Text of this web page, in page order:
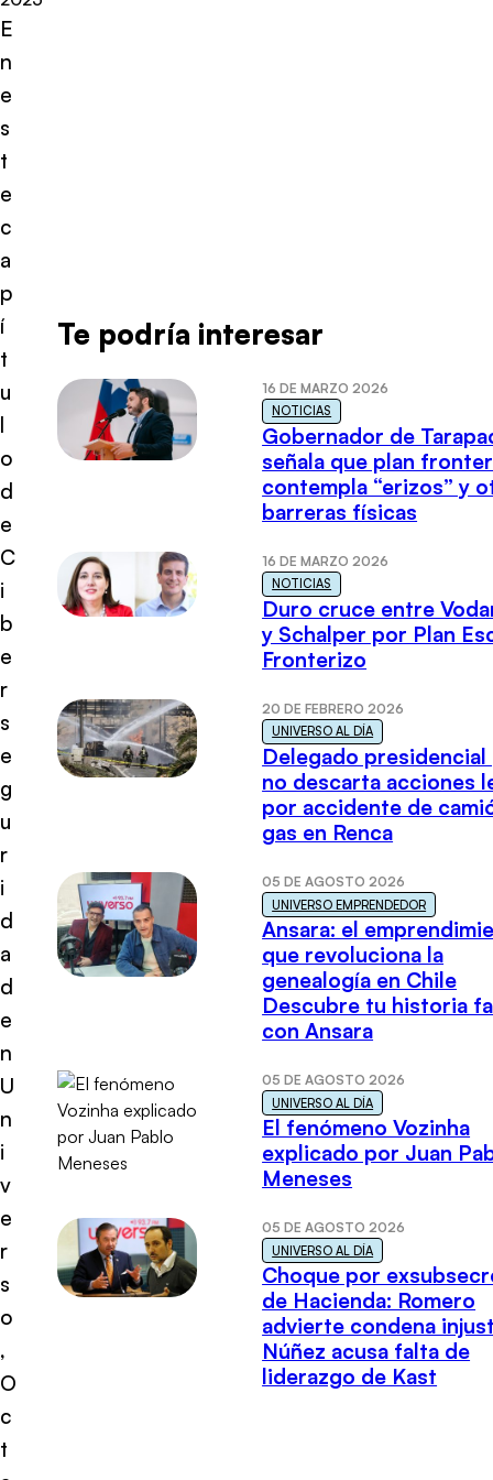
E
n
e
s
t
e
c
a
p
í
t
u
l
o
d
e
C
i
b
e
r
s
e
g
u
r
i
d
a
d
e
n
U
n
i
v
e
r
s
o
,
O
c
t
Te podría interesar
16 DE MARZO 2026
NOTICIAS
Gobernador de
señala que plan
contempla “erizos” y
barreras físicas
16 DE MARZO 2026
NOTICIAS
Duro cruce entre
y Schalper por Plan
Fronterizo
20 DE FEBRERO 2026
UNIVERSO AL DÍA
Delegado presidencial
no descarta acciones
por accidente de
gas en Renca
05 DE AGOSTO 2026
UNIVERSO EMPRENDEDOR
Ansara: el
que revoluciona la
genealogía en Chile
Descubre tu historia
con Ansara
05 DE AGOSTO 2026
UNIVERSO AL DÍA
El fenómeno Vozinha
explicado por Juan
Meneses
05 DE AGOSTO 2026
UNIVERSO AL DÍA
Choque por
de Hacienda: Romero
advierte condena
Núñez acusa falta de
liderazgo de Kast